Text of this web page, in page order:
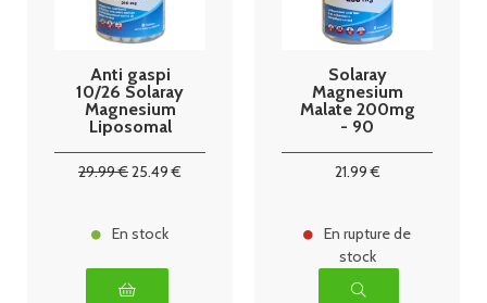
Anti gaspi
10/26 Solaray
Magnesium
Liposomal
végétales
29.99€25.49 €
En stock
Solaray
Magnesium
Malate 200mg
- 90
21.99€
En rupture de
stock